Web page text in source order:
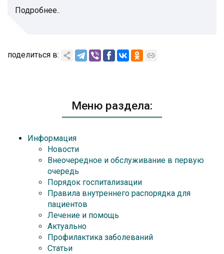
Подробнее..
поделиться в:
Меню раздела:
Информация
Новости
Внеочередное и обслуживание в первую
очередь
Порядок госпитализации
Правила внутреннего распорядка для
пациентов
Лечение и помощь
Актуально
Профилактика заболеваний
Статьи